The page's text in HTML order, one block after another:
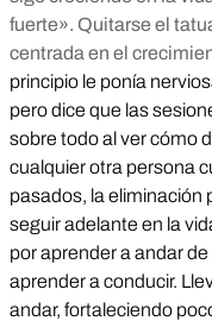
fuerte». Quitarse el
centrada en el
principio le ponía
pero dice que las
sobre todo al ver cómo
cualquier otra persona
pasados, la eliminación
seguir adelante en la
por aprender a andar
aprender a conducir.
andar, fortaleciendo